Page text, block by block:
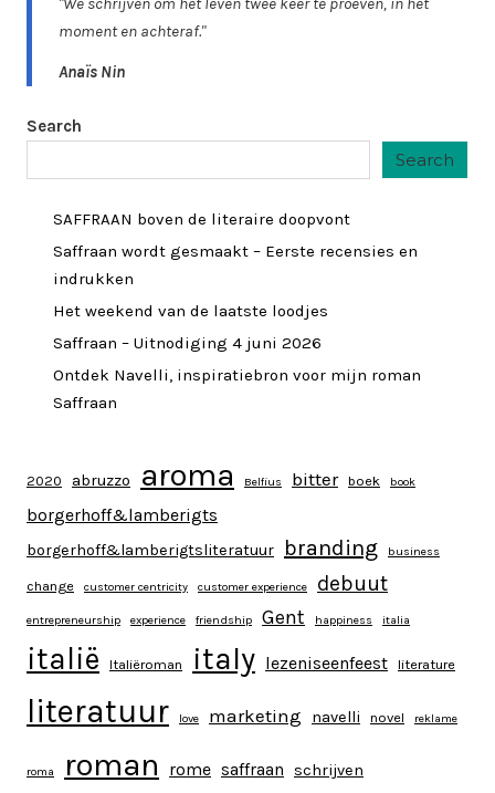
moment en achteraf."
Anaïs Nin
Search
Search
SAFFRAAN boven de literaire doopvont
Saffraan wordt gesmaakt – Eerste recensies en
indrukken
Het weekend van de laatste loodjes
Saffraan – Uitnodiging 4 juni 2026
Ontdek Navelli, inspiratiebron voor mijn roman
Saffraan
2020 abruzzo aroma Belfius bitter boek book
borgerhoff&lamberigts
borgerhoff&lamberigtsliteratuur branding business
change customer centricity customer experience debuut
entrepreneurship experience friendship Gent happiness italia
italië Italiëroman italy lezeniseenfeest literature
literatuur love marketing navelli novel reklame
roma roman rome saffraan schrijven